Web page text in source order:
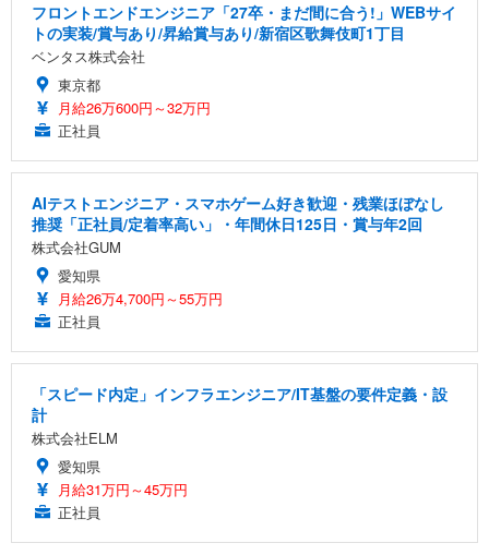
フロントエンドエンジニア「27卒・まだ間に合う!」WEBサイ
トの実装/賞与あり/昇給賞与あり/新宿区歌舞伎町1丁目
ベンタス株式会社
東京都
月給26万600円～32万円
正社員
AIテストエンジニア・スマホゲーム好き歓迎・残業ほぼなし
推奨「正社員/定着率高い」・年間休日125日・賞与年2回
株式会社GUM
愛知県
月給26万4,700円～55万円
正社員
「スピード内定」インフラエンジニア/IT基盤の要件定義・設
計
株式会社ELM
愛知県
月給31万円～45万円
正社員